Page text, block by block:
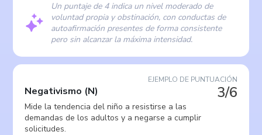
Un puntaje de 4 indica un nivel moderado de
voluntad propia y obstinación, con conductas de
autoafirmación presentes de forma consistente
pero sin alcanzar la máxima intensidad.
EJEMPLO DE PUNTUACIÓN
3/6
Negativismo (N)
Mide la tendencia del niño a resistirse a las
demandas de los adultos y a negarse a cumplir
solicitudes.